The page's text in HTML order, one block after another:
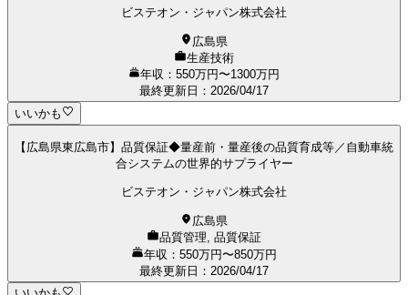
ビステオン・ジャパン株式会社
広島県
生産技術
年収：550万円〜1300万円
最終更新日 ： 2026/04/17
いいかも
【広島県東広島市】品質保証◆量産前・量産後の品質育成等／自動車統
合システムの世界的サプライヤー
ビステオン・ジャパン株式会社
広島県
品質管理, 品質保証
年収：550万円〜850万円
最終更新日 ： 2026/04/17